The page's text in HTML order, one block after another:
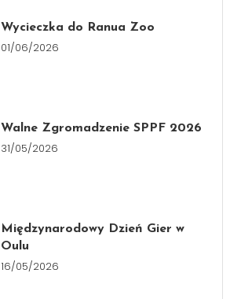
Wycieczka do Ranua Zoo
01/06/2026
Walne Zgromadzenie SPPF 2026
31/05/2026
Międzynarodowy Dzień Gier w
Oulu
16/05/2026